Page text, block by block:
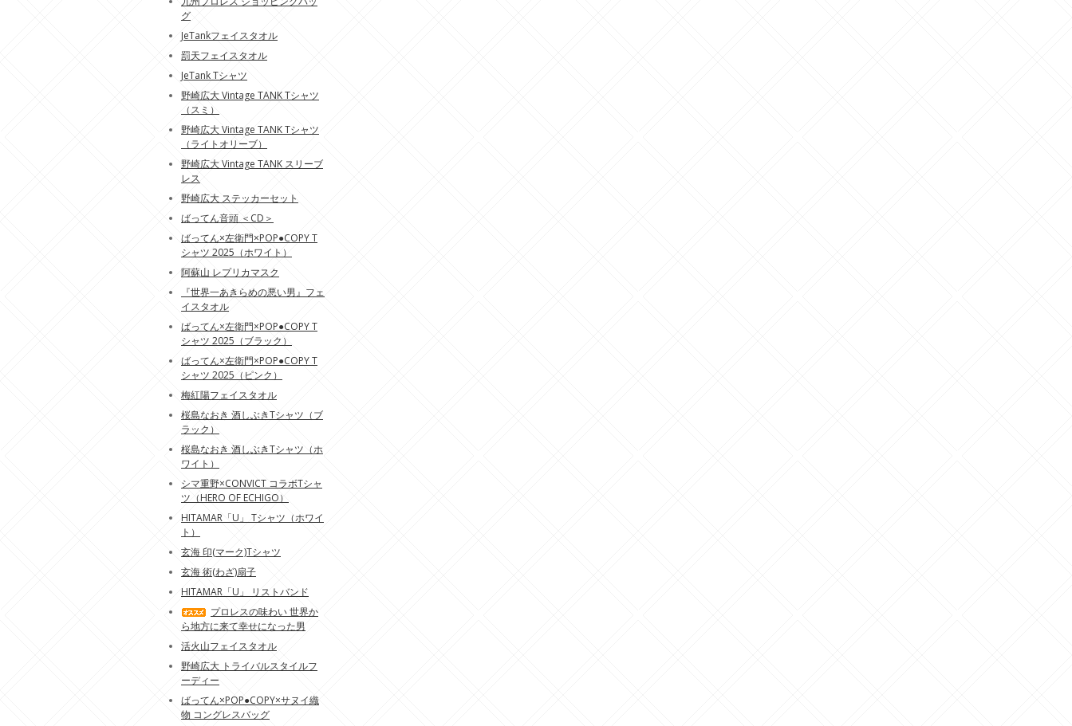
グ
JeTankフェイスタオル
罰天フェイスタオル
JeTank Tシャツ
野崎広大 Vintage TANK Tシャツ
（スミ）
野崎広大 Vintage TANK Tシャツ
（ライトオリーブ）
野崎広大 Vintage TANK スリーブ
レス
野崎広大 ステッカーセット
ばってん音頭 ＜CD＞
ばってん×左衛門×POP●COPY T
シャツ 2025（ホワイト）
阿蘇山 レプリカマスク
『世界一あきらめの悪い男』フェ
イスタオル
ばってん×左衛門×POP●COPY T
シャツ 2025（ブラック）
ばってん×左衛門×POP●COPY T
シャツ 2025（ピンク）
梅紅陽フェイスタオル
桜島なおき 酒しぶきTシャツ（ブ
ラック）
桜島なおき 酒しぶきTシャツ（ホ
ワイト）
シマ重野×CONVICT コラボTシャ
ツ（HERO OF ECHIGO）
HITAMAR「U」 Tシャツ（ホワイ
ト）
玄海 印(マーク)Tシャツ
玄海 術(わざ)扇子
HITAMAR「U」 リストバンド
プロレスの味わい 世界か
ら地方に来て幸せになった男
活火山フェイスタオル
野崎広大 トライバルスタイルフ
ーディー
ばってん×POP●COPY×サヌイ織
物 コングレスバッグ